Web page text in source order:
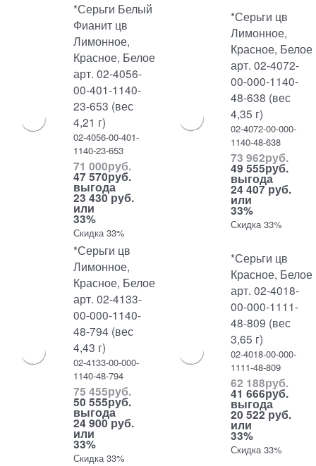
*Серьги Белый
Фианит цв
Лимонное,
Красное, Белое
арт. 02-4056-
00-401-1140-
23-653 (вес
4,21 г)
02-4056-00-401-
1140-23-653
71 000руб.
47 570руб.
выгода
23 430 руб.
или
33%
Скидка 33%
*Серьги цв
Лимонное,
Красное, Белое
арт. 02-4072-
00-000-1140-
48-638 (вес
4,35 г)
02-4072-00-000-
1140-48-638
73 962руб.
49 555руб.
выгода
24 407 руб.
или
33%
Скидка 33%
*Серьги цв
Лимонное,
Красное, Белое
арт. 02-4133-
00-000-1140-
48-794 (вес
4,43 г)
02-4133-00-000-
1140-48-794
75 455руб.
50 555руб.
выгода
24 900 руб.
или
33%
Скидка 33%
*Серьги цв
Красное, Белое
арт. 02-4018-
00-000-1111-
48-809 (вес
3,65 г)
02-4018-00-000-
1111-48-809
62 188руб.
41 666руб.
выгода
20 522 руб.
или
33%
Скидка 33%